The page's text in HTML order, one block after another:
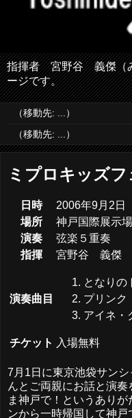
指揮者 宮野谷 義傑（
ージです。
ミプロキッズ
日時
2006年9月2日
場所
神戸国際展示
演奏
弦楽５重奏
指揮
宮野谷 義傑
演奏曲目
となりの
プリンク
アイネ
チケット 入場無料
7月1日に東京池袋サン
んとご両親にお話と演
ま神戸で！というあり
ンから一時帰国して神